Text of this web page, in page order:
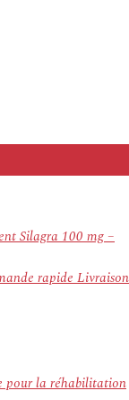
Silagra 100 mg –
rapide Livraison
pour la réhabilitation